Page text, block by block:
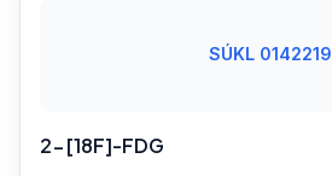
SÚKL 0142219
2-[18F]-FDG